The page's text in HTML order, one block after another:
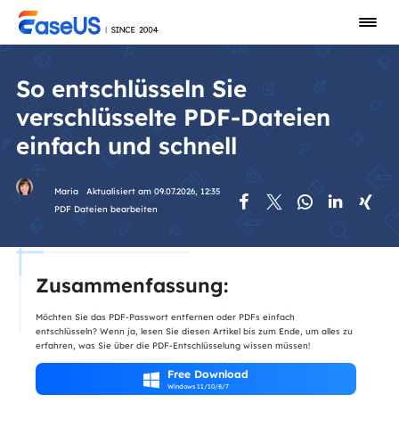
So entschlüsseln Sie
verschlüsselte PDF-Dateien
einfach und schnell
Maria
Aktualisiert am 09.07.2026, 12:35
PDF Dateien bearbeiten
    
Zusammenfassung:
Möchten Sie das PDF-Passwort entfernen oder PDFs einfach
entschlüsseln? Wenn ja, lesen Sie diesen Artikel bis zum Ende, um alles zu
erfahren, was Sie über die PDF-Entschlüsselung wissen müssen!
 Free Download
Windows 11/10/8/7